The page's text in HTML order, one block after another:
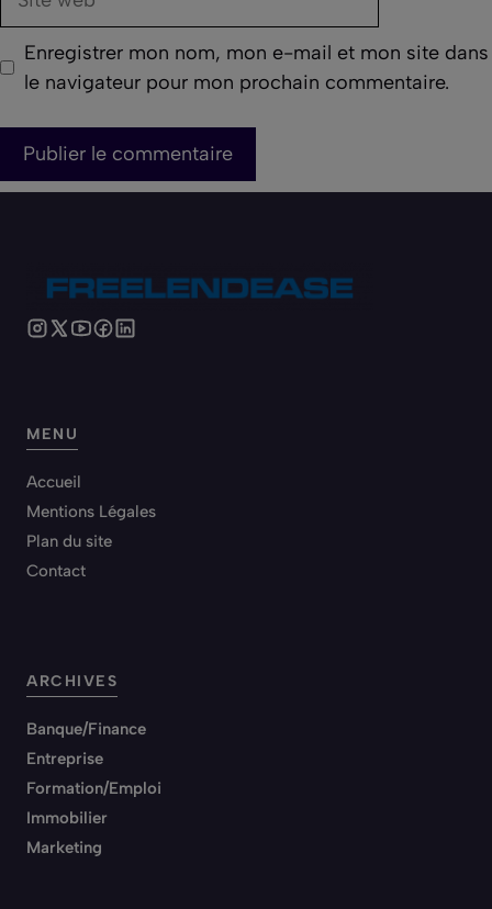
Enregistrer mon nom, mon e-mail et mon site dans
le navigateur pour mon prochain commentaire.
MENU
Accueil
Mentions Légales
Plan du site
Contact
ARCHIVES
Banque/Finance
Entreprise
Formation/Emploi
Immobilier
Marketing